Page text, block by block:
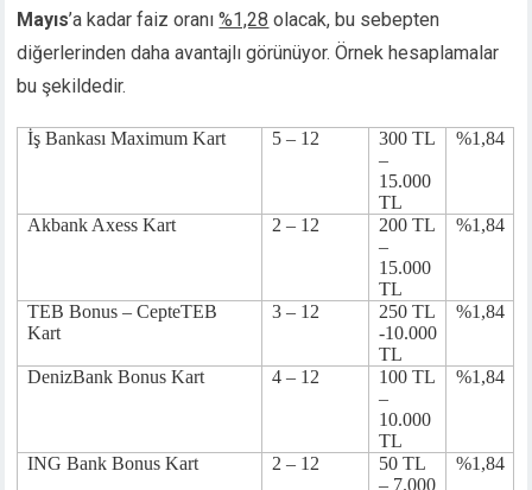
Panel
Panel
Panel
Panel
Panel
Panel
panel
panel
Mayıs’a kadar faiz oranı%1,28 olacak, bu sebepten
diğerlerinden daha avantajlı görünüyor. Örnek hesaplamalar
bu şekildedir.
İş Bankası Maximum Kart 5 – 12
300 TL
–
15.000
TL
%1,84
Akbank Axess Kart 2 – 12
200 TL
–
15.000
TL
%1,84
TEB Bonus – CepteTEB
Kart
3 – 12
250 TL
-10.000
TL
%1,84
DenizBank Bonus Kart 4 – 12
100 TL
–
10.000
TL
%1,84
ING Bank Bonus Kart 2 – 12
50 TL
– 7.000
%1,84